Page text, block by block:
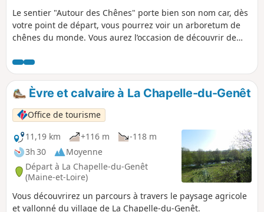
Le sentier "Autour des Chênes" porte bien son nom car, dès
votre point de départ, vous pourrez voir un arboretum de
chênes du monde. Vous aurez l’occasion de découvrir de
bois dans lesquels vous trouverez quelques jeux
pédagogiques. L’ambiance douce et paisible des bois
accompagnée des chants des oiseaux saura vous séduire.
Èvre et calvaire à La Chapelle-du-Genêt
Office de tourisme
11,19 km
+116 m
-118 m
3h 30
Moyenne
Départ à La Chapelle-du-Genêt
(Maine-et-Loire)
Vous découvrirez un parcours à travers le paysage agricole
et vallonné du village de La Chapelle-du-Genêt.